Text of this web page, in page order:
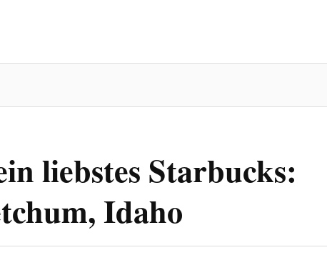
liebstes Starbucks:
Idaho